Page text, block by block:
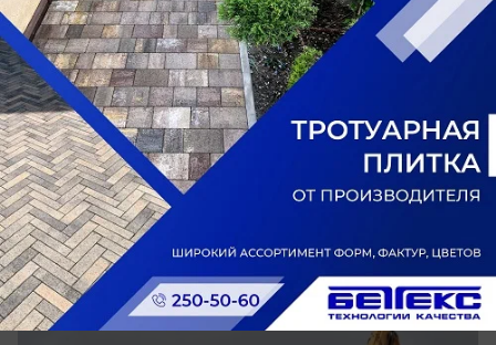
сегодня в 12:05 0
Общество
Проект новой дороги между
Таганрогской и Доватора в Ростове не
получил заключение экспертизы
Проект дороги от Таганрогской до Доватора в
Ростове не прошел госэкспертизу